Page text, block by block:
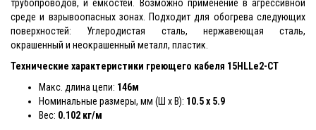
трубопроводов, и емкостей. Возможно применение в агрессивной
среде и взрывоопасных зонах. Подходит для обогрева следующих
поверхностей: Углеродистая сталь, нержавеющая сталь,
окрашенный и неокрашенный металл, пластик.
Технические характеристики греющего кабеля 15HLLe2-CT
Макс. длина цепи: 146м
Номинальные размеры, мм (Ш x В): 10.5 x 5.9
Вес: 0.102 кг/м